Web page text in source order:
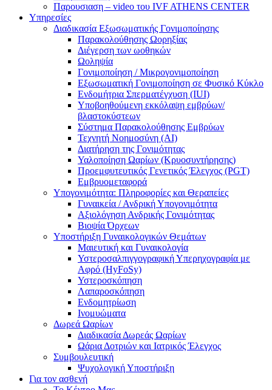
Παρουσιαση – video του IVF ATHENS CENTER
Υπηρεσίες
Διαδικασία Εξωσωματικής Γονιμοποίησης
Παρακολούθησης Ωορηξίας
Διέγερση των ωοθηκών
Ωοληψία
Γονιμοποίηση / Μικρογονιμοποίηση
Εξωσωματική Γονιμοποίηση σε Φυσικό Κύκλο
Ενδομήτρια Σπερματέγχυση (IUI)
Υποβοηθούμενη εκκόλαψη εμβρύων/
βλαστοκύστεων
Σύστημα Παρακολούθησης Εμβρύων
Τεχνητή Νοημοσύνη (AI)
Διατήρηση της Γονιμότητας
Υαλοποίηση Ωαρίων (Κρυοσυντήρησης)
Προεμφυτευτικός Γενετικός Έλεγχος (PGT)
Εμβρυομεταφορά
Υπογονιμότητα: Πληροφορίες και Θεραπείες
Γυναικεία / Ανδρική Υπογονιμότητα
Αξιολόγηση Ανδρικής Γονιμότητας
Βιοψία Όρχεων
Υποστήριξη Γυναικολογικών Θεμάτων
Μαιευτική και Γυναικολογία
Υστεροσαλπιγγογραφική Υπερηχογραφία με
Αφρό (HyFoSy)
Υστεροσκόπηση
Λαπαροσκόπηση
Ενδομητρίωση
Ινομυώματα
Δωρεά Ωαρίων
Διαδικασία Δωρεάς Ωαρίων
Ωάρια Δοτριών και Ιατρικός Έλεγχος
Συμβουλευτική
Ψυχολογική Υποστήριξη
Για τον ασθενή